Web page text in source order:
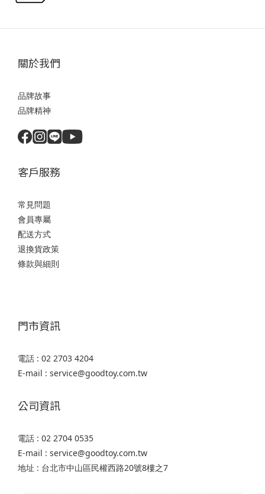
關於我們
品牌故事
品牌精神
客戶服務
常見問題
會員專屬
配送方式
退換貨政策
條款與細則
門市資訊
電話 : 02 2703 4204
E-mail : service@goodtoy.com.tw
公司資訊
電話 : 02 2704 0535
E-mail : service@goodtoy.com.tw
地址 : 台北市中山區民權西路20號8樓之7